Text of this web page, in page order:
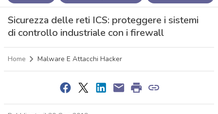
Sicurezza delle reti ICS: proteggere i sistemi
di controllo industriale con i firewall
Home Malware E Attacchi Hacker